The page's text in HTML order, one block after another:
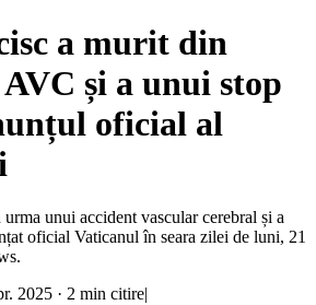
a murit din
și a unui stop
oficial al
unui accident vascular cerebral și a
oficial Vaticanul în seara zilei de luni, 21
2025 · 2 min citire|